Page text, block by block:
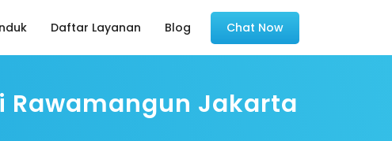
Daftar Layanan Blog Chat Now
Rawamangun Jakarta